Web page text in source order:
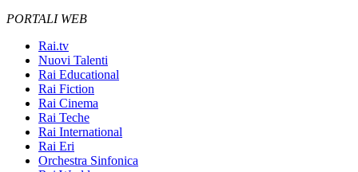
PORTALI WEB
Rai.tv
Nuovi Talenti
Rai Educational
Rai Fiction
Rai Cinema
Rai Teche
Rai International
Rai Eri
Orchestra Sinfonica